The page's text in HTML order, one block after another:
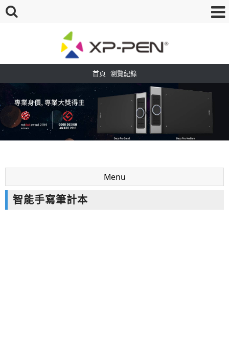
首頁 瀏覽紀錄
Menu
智能手寫筆計本